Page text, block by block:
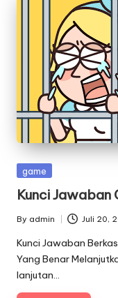
Posted
game
Kunci Jawaban
Posted
by
By admin Juli 20,
Kunci Jawaban
Yang Benar
lanjutan…